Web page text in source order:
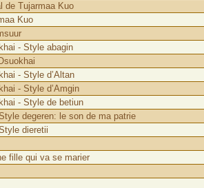
de Tujarmaa Kuo
Kuo
- Style abagin
- Style d’Altan
- Style d’Amgin
- Style de betiun
degeren: le son de ma patrie
dieretii
fille qui va se marier